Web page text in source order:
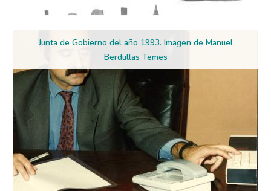
Junta de Gobierno del año 1993. Imagen de Manuel
Berdullas Temes